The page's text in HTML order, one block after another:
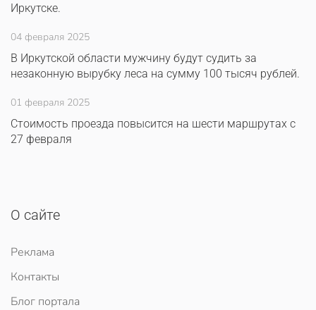
Иркутске.
04 февраля 2025
В Иркутской области мужчину будут судить за
незаконную вырубку леса на сумму 100 тысяч рублей.
01 февраля 2025
Стоимость проезда повысится на шести маршрутах с
27 февраля
О сайте
Реклама
Контакты
Блог портала